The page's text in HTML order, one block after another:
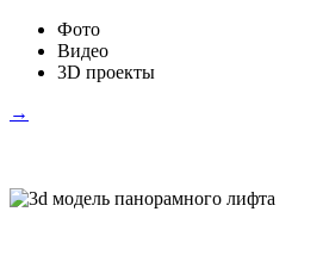
Фото
Видео
3D проекты
→